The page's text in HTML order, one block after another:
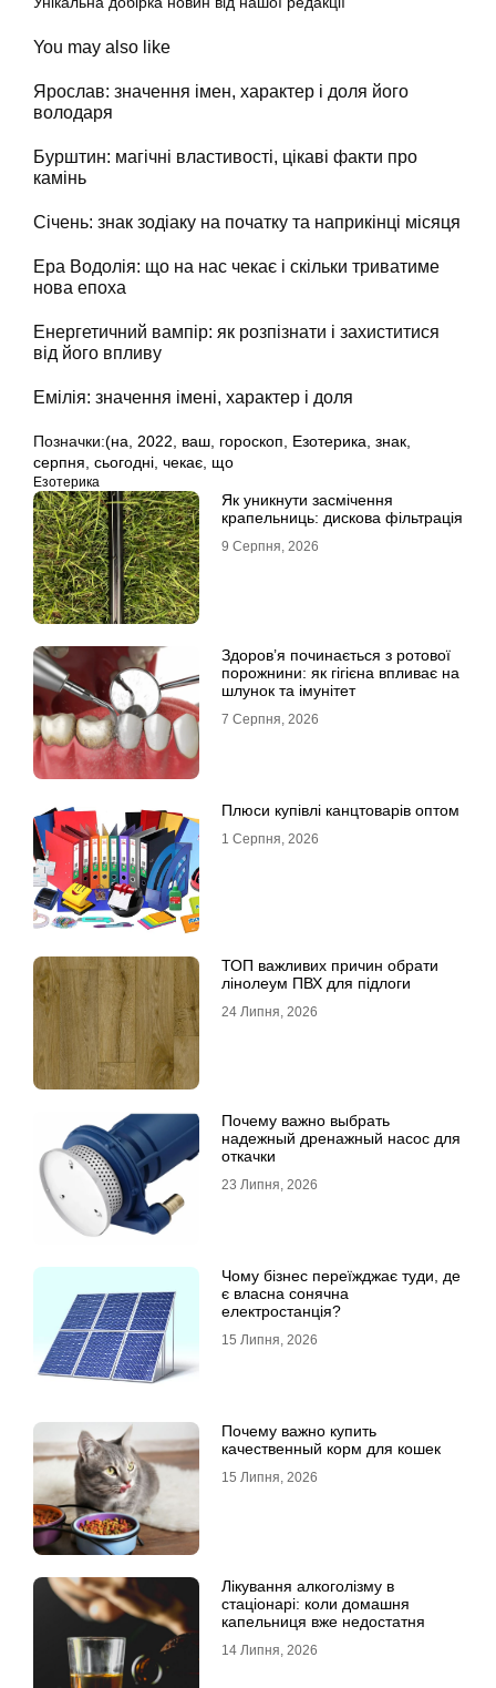
You may also like
Ярослав: значення імен, характер і доля його
володаря
Бурштин: магічні властивості, цікаві факти про
камінь
Січень: знак зодіаку на початку та наприкінці місяця
Ера Водолія: що на нас чекає і скільки триватиме
нова епоха
Енергетичний вампір: як розпізнати і захиститися
від його впливу
Емілія: значення імені, характер і доля
Позначки:(на, 2022, ваш, гороскоп, Езотерика, знак,
серпня, сьогодні, чекає, що
Езотерика
Як уникнути засмічення
крапельниць: дискова фільтрація
9 Серпня, 2026
Здоров’я починається з ротової
порожнини: як гігієна впливає на
шлунок та імунітет
7 Серпня, 2026
Плюси купівлі канцтоварів оптом
1 Серпня, 2026
ТОП важливих причин обрати
лінолеум ПВХ для підлоги
24 Липня, 2026
Почему важно выбрать
надежный дренажный насос для
откачки
23 Липня, 2026
Чому бізнес переїжджає туди, де
є власна сонячна
електростанція?
15 Липня, 2026
Почему важно купить
качественный корм для кошек
15 Липня, 2026
Лікування алкоголізму в
стаціонарі: коли домашня
капельниця вже недостатня
14 Липня, 2026